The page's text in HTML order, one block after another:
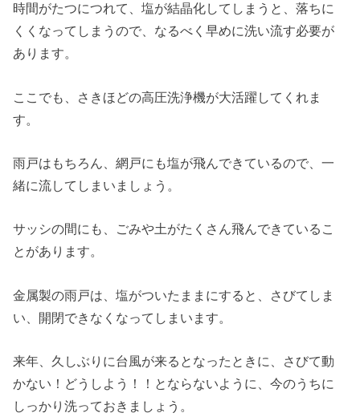
時間がたつにつれて、塩が結晶化してしまうと、落ちに
くくなってしまうので、なるべく早めに洗い流す必要が
あります。
ここでも、さきほどの高圧洗浄機が大活躍してくれま
す。
雨戸はもちろん、網戸にも塩が飛んできているので、一
緒に流してしまいましょう。
サッシの間にも、ごみや土がたくさん飛んできているこ
とがあります。
金属製の雨戸は、塩がついたままにすると、さびてしま
い、開閉できなくなってしまいます。
来年、久しぶりに台風が来るとなったときに、さびて動
かない！どうしよう！！とならないように、今のうちに
しっかり洗っておきましょう。